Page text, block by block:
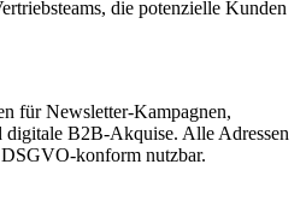
die potenzielle Kunden
für Newsletter-Kampagnen,
B2B-Akquise. Alle Adressen
konform nutzbar.